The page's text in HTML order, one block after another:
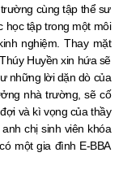
cùng tập thể sư
học tập trong một môi
nghiệm. Thay mặt
Huyền xin hứa sẽ
những lời dặn dò của
nhà trường, sẽ cố
và kì vọng của thầy
chị sinh viên khóa
một gia đình E-BBA